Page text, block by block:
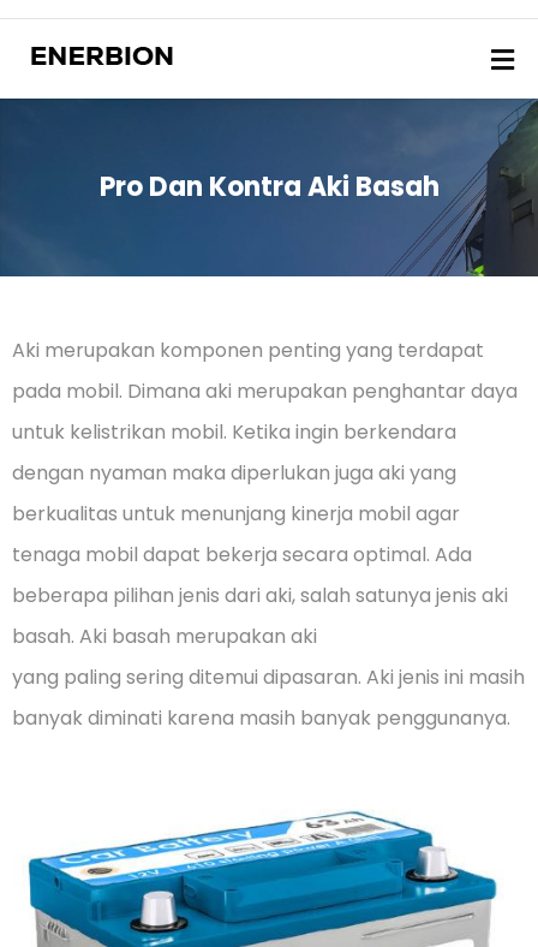
Pro Dan Kontra Aki Basah
Aki merupakan komponen penting yang terdapat
pada mobil. Dimana aki merupakan penghantar daya
untuk kelistrikan mobil. Ketika ingin berkendara
dengan nyaman maka diperlukan juga aki yang
berkualitas untuk menunjang kinerja mobil agar
tenaga mobil dapat bekerja secara optimal. Ada
beberapa pilihan jenis dari aki, salah satunya jenis aki
basah. Aki basah merupakan aki
yang paling sering ditemui dipasaran. Aki jenis ini masih
banyak diminati karena masih banyak penggunanya.